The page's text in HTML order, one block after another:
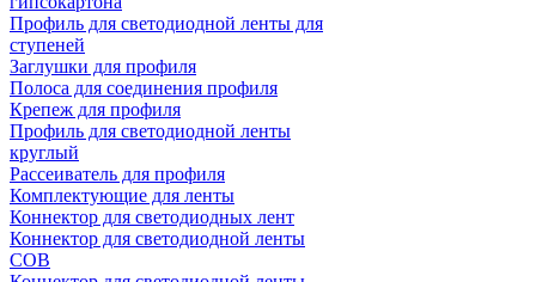
Профиль для светодиодной ленты для
ступеней
Заглушки для профиля
Полоса для соединения профиля
Крепеж для профиля
Профиль для светодиодной ленты
круглый
Рассеиватель для профиля
Комплектующие для ленты
Коннектор для светодиодных лент
Коннектор для светодиодной ленты
COB